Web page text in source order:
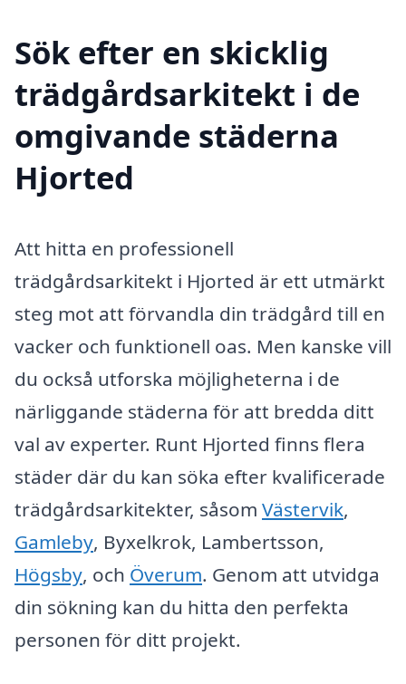
Sök efter en skicklig
trädgårdsarkitekt i de
omgivande städerna
Hjorted
Att hitta en professionell
trädgårdsarkitekt i Hjorted är ett utmärkt
steg mot att förvandla din trädgård till en
vacker och funktionell oas. Men kanske vill
du också utforska möjligheterna i de
närliggande städerna för att bredda ditt
val av experter. Runt Hjorted finns flera
städer där du kan söka efter kvalificerade
trädgårdsarkitekter, såsom Västervik,
Gamleby, Byxelkrok, Lambertsson,
Högsby, och Överum. Genom att utvidga
din sökning kan du hitta den perfekta
personen för ditt projekt.